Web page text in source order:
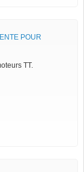
POUR
TT.